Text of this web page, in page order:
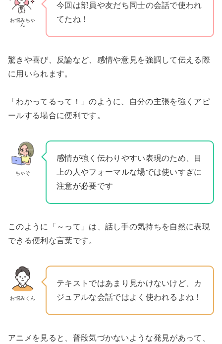
お悩みちゃ
ん
今回は部員や友だち同士の会話で使われ
てたね！
驚きや喜び、反論など、感情や意見を強調して伝える際
に用いられます。
「わかってるって！」のように、自分の主張を強くアピ
ールする場合に便利です。
ちゃそ
感情が強く伝わりやすい表現のため、目
上の人やフォーマルな場では使いすぎに
注意が必要です
このように「～って」は、話し手の気持ちを自然に表現
できる便利な言葉です。
お悩みくん
テキストではあまり見かけないけど、カ
ジュアルな会話ではよく使われるよね！
アニメを見ると、普段気づかないような発見があって、